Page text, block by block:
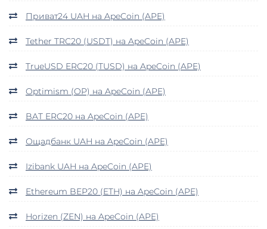
Приват24 UAH на ApeCoin (APE)
Tether TRC20 (USDT) на ApeCoin (APE)
TrueUSD ERC20 (TUSD) на ApeCoin (APE)
Optimism (OP) на ApeCoin (APE)
BAT ERC20 на ApeCoin (APE)
Ощадбанк UAH на ApeCoin (APE)
Izibank UAH на ApeCoin (APE)
Ethereum BEP20 (ETH) на ApeCoin (APE)
Horizen (ZEN) на ApeCoin (APE)